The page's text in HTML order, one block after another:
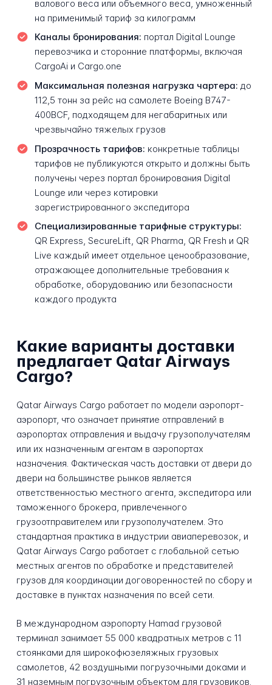
валового веса или объемного веса, умноженный
на применимый тариф за килограмм
Каналы бронирования: портал Digital Lounge
перевозчика и сторонние платформы, включая
CargoAi и Cargo.one
Максимальная полезная нагрузка чартера: до
112,5 тонн за рейс на самолете Boeing B747-
400BCF, подходящем для негабаритных или
чрезвычайно тяжелых грузов
Прозрачность тарифов: конкретные таблицы
тарифов не публикуются открыто и должны быть
получены через портал бронирования Digital
Lounge или через котировки
зарегистрированного экспедитора
Специализированные тарифные структуры:
QR Express, SecureLift, QR Pharma, QR Fresh и QR
Live каждый имеет отдельное ценообразование,
отражающее дополнительные требования к
обработке, оборудованию или безопасности
каждого продукта
Какие варианты доставки
предлагает Qatar Airways
Cargo?
Qatar Airways Cargo работает по модели аэропорт-
аэропорт, что означает принятие отправлений в
аэропортах отправления и выдачу грузополучателям
или их назначенным агентам в аэропортах
назначения. Фактическая часть доставки от двери до
двери на большинстве рынков является
ответственностью местного агента, экспедитора или
таможенного брокера, привлеченного
грузоотправителем или грузополучателем. Это
стандартная практика в индустрии авиаперевозок, и
Qatar Airways Cargo работает с глобальной сетью
местных агентов по обработке и представителей
грузов для координации договоренностей по сбору и
доставке в пунктах назначения по всей сети.
В международном аэропорту Hamad грузовой
терминал занимает 55 000 квадратных метров с 11
стоянками для широкофюзеляжных грузовых
самолетов, 42 воздушными погрузочными доками и
31 наземным погрузочным объектом для грузовиков.